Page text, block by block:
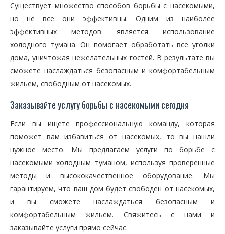
Существует множество способов борьбы с насекомыми,
но не все они эффективны. Одним из наиболее
эффективных методов является использование
холодного тумана. Он помогает обработать все уголки
дома, уничтожая нежелательных гостей. В результате вы
сможете наслаждаться безопасным и комфортабельным
жильем, свободным от насекомых.
Заказывайте услугу борьбы с насекомыми сегодня
Если вы ищете профессиональную команду, которая
поможет вам избавиться от насекомых, то вы нашли
нужное место. Мы предлагаем услуги по борьбе с
насекомыми холодным туманом, используя проверенные
методы и высококачественное оборудование. Мы
гарантируем, что ваш дом будет свободен от насекомых,
и вы сможете наслаждаться безопасным и
комфортабельным жильем. Свяжитесь с нами и
заказывайте услуги прямо сейчас.